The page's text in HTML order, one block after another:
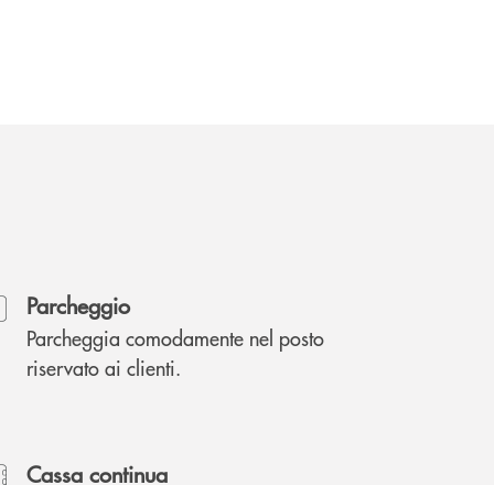
Parcheggio
Parcheggia comodamente nel posto
riservato ai clienti.
Cassa continua